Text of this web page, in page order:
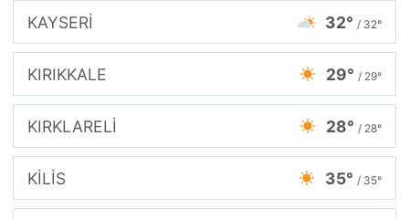
KAYSERİ 32° / 32°
KIRIKKALE 29° / 29°
KIRKLARELİ 28° / 28°
KİLİS 35° / 35°